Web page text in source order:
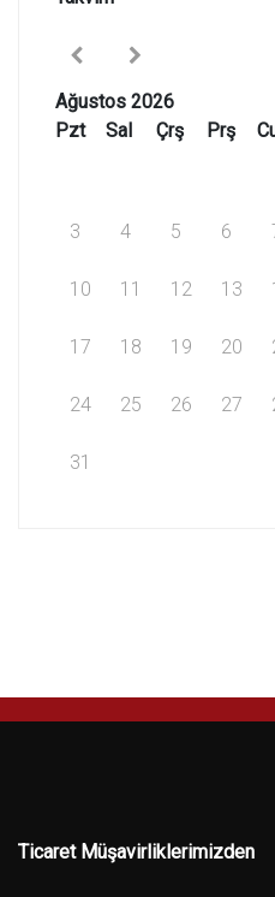
Ağustos 2026
Pzt
Sal Çrş Prş
3 4 5 6
10 11 12 13
17 18 19 20
24 25 26 27
31
Ticaret Müşavirliklerimizden